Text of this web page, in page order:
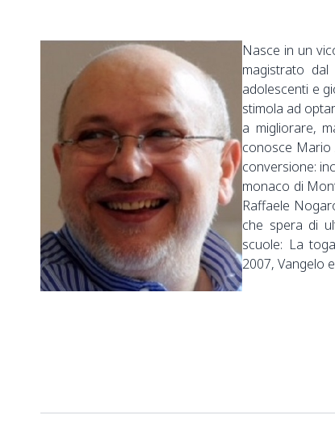
Nasce in un
magistrato
adolescenti e
stimola ad
a migliorare,
conosce Mario
conversione:
monaco di
Raffaele
che spera di
scuole: La
2007, Vangelo